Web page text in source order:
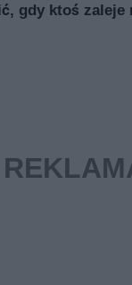
gdy ktoś zaleje